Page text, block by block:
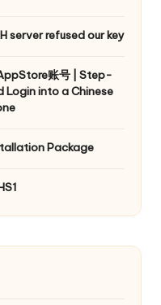
server refused our key
账号 | Step-
into a Chinese
Package